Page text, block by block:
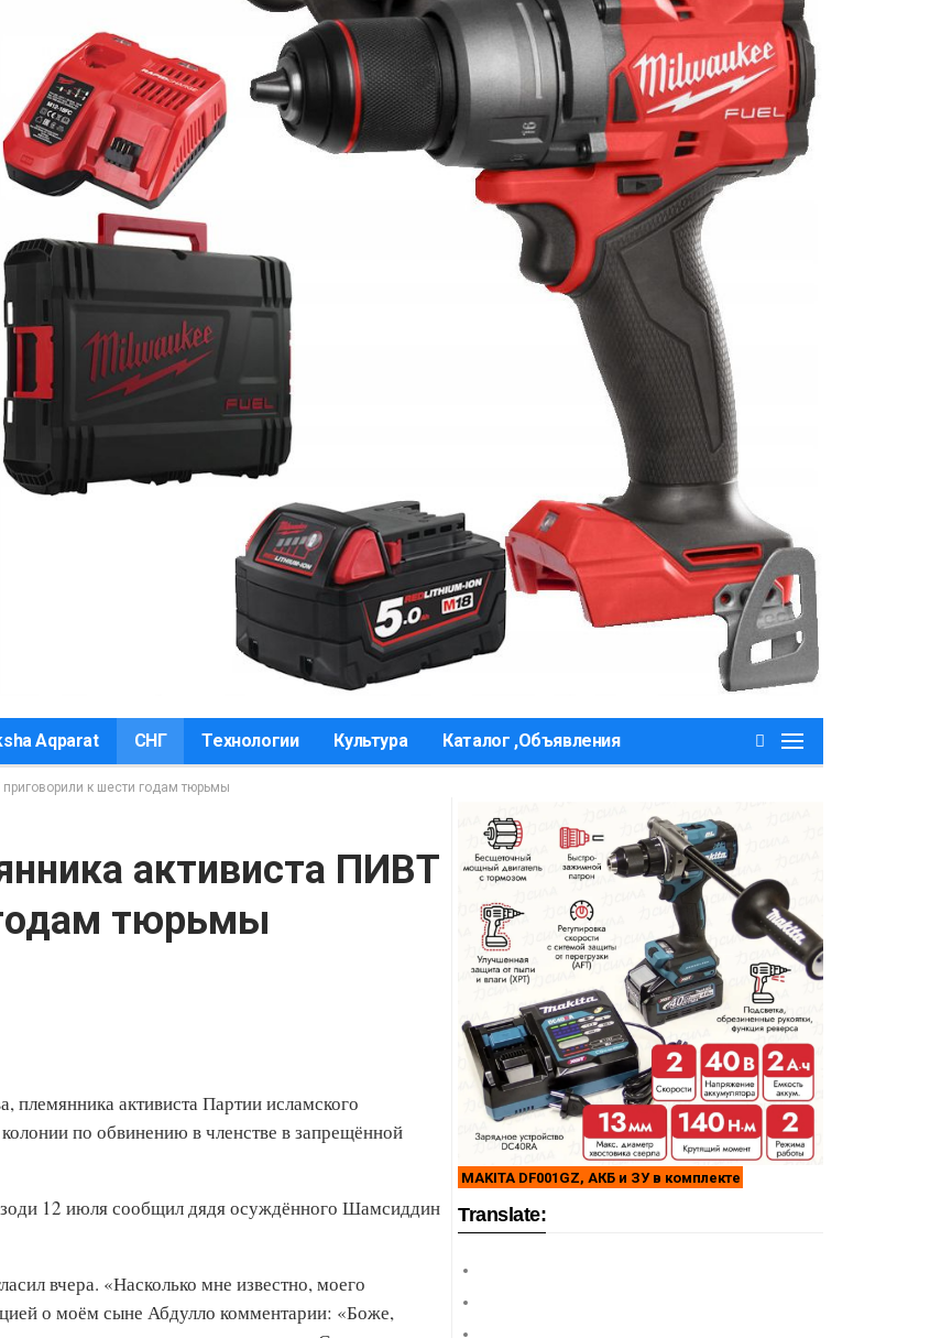
Aqparat СНГ Технологии Культура Каталог ,Объявления
к шести годам тюрьмы
активиста ПИВТ
тюрьмы
активиста Партии исламского
по обвинению в членстве в запрещённой
12 июля сообщил дядя осуждённого Шамсиддин
вчера. «Насколько мне известно, моего
о моём сыне Абдулло комментарии: «Боже,
MAKITA DF001GZ, АКБ и ЗУ в комплекте
Translate: